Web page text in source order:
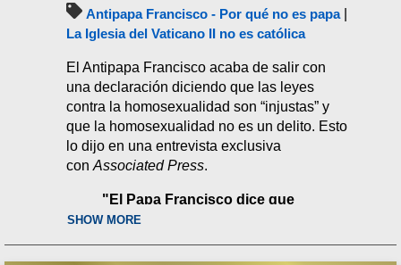
Antipapa Francisco - Por qué no es papa|
La Iglesia del Vaticano II no es católica
El Antipapa Francisco acaba de salir con
una declaración diciendo que las leyes
contra la homosexualidad son “injustas” y
que la homosexualidad no es un delito. Esto
lo dijo en una entrevista exclusiva
con Associated Press.
"El Papa Francisco dice que
las leyes que penalizan la
'injustas'" (Associated Press, 26
SHOW MORE